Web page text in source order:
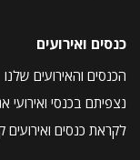
כנסים ואירועים
הכנסים והאירועים שלנו
נצפיתם בכנסי ואירועי
לקראת כנסים ואירועים